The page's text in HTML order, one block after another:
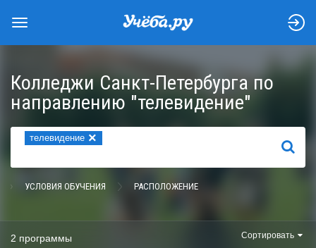
Колледжи Санкт-Петербурга по
направлению "телевидение"
телевидение ×
НАЙТИ
УСЛОВИЯ ОБУЧЕНИЯ РАСПОЛОЖЕНИЕ
2 программы Сортировать